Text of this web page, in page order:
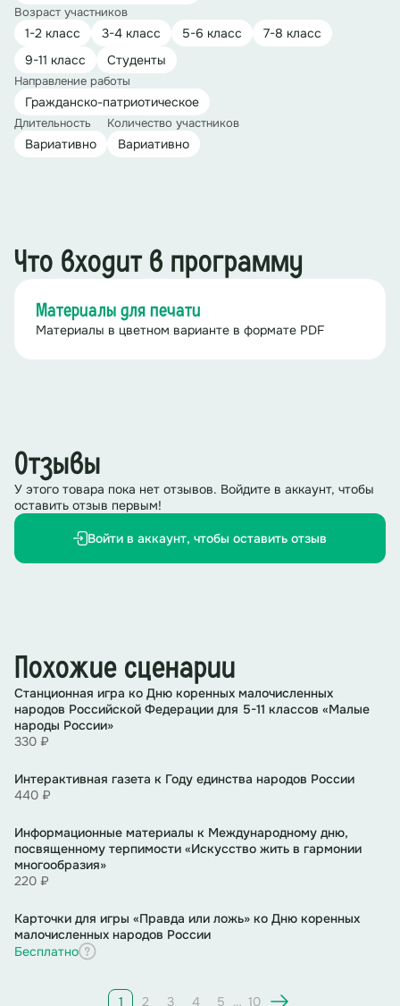
Возраст участников
1-2 класс 3-4 класс 5-6 класс
7-8 класс
9-11 класс
Студенты
Направление работы
Гражданско-патриотическое
Длительность
Вариативно
Количество участников
Вариативно
Что входит в программу
Материалы для печати
Материалы в цветном варианте в формате PDF
Отзывы
У этого товара пока нет отзывов. Войдите в аккаунт, чтобы
оставить отзыв первым!
Войти в аккаунт, чтобы оставить отзыв
Похожие сценарии
Cтанционная игра ко Дню коренных малочисленных
народов Российской Федерации для 5-11 классов «Малые
народы России»
330 ₽
Интерактивная газета к Году единства народов России
440 ₽
Информационные материалы к Международному дню,
посвященному терпимости «Искусство жить в гармонии
многообразия»
220 ₽
Карточки для игры «Правда или ложь» ко Дню коренных
малочисленных народов России
Бесплатно
1 2 3 4 5 … 10